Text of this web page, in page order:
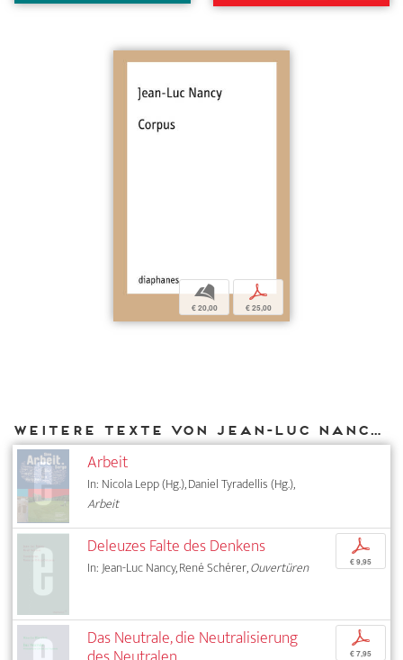
b
€ 20,00
p
€ 25,00
Weitere Texte von Jean-Luc Nancy bei DIAPHANES
Arbeit
In: Nicola Lepp (Hg.), Daniel Tyradellis (Hg.),
Arbeit
Deleuzes Falte des Denkens
In: Jean-Luc Nancy, René Schérer,Ouvertüren
p
€ 9,95
Das Neutrale, die Neutralisierung p
€ 7,95